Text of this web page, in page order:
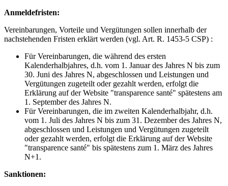
Anmeldefristen:
Vereinbarungen, Vorteile und Vergütungen sollen innerhalb der
nachstehenden Fristen erklärt werden (vgl. Art. R. 1453-5 CSP) :
Für Vereinbarungen, die während des ersten
Kalenderhalbjahres, d.h. vom 1. Januar des Jahres N bis zum
30. Juni des Jahres N, abgeschlossen und Leistungen und
Vergütungen zugeteilt oder gezahlt werden, erfolgt die
Erklärung auf der Website "transparence santé" spätestens am
1. September des Jahres N.
Für Vereinbarungen, die im zweiten Kalenderhalbjahr, d.h.
vom 1. Juli des Jahres N bis zum 31. Dezember des Jahres N,
abgeschlossen und Leistungen und Vergütungen zugeteilt
oder gezahlt werden, erfolgt die Erklärung auf der Website
"transparence santé" bis spätestens zum 1. März des Jahres
N+1.
Sanktionen: